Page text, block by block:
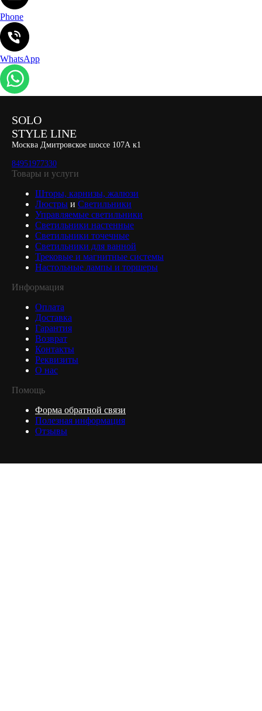
Phone
WhatsApp
SOLO
STYLE LINE
Москва Дмитровское шоссе 107А к1
84951977330
Товары и услуги
Шторы, карнизы, жалюзи
Люстры и Светильники
Управляемые светильники
Светильники настенные
Светильники точечные
Светильники для ванной
Трековые и магнитные системы
Настольные лампы и торшеры
Информация
Оплата
Доставка
Гарантия
Возврат
Контакты
Реквизиты
О нас
Помощь
Форма обратной связи
Полезная информация
Отзывы